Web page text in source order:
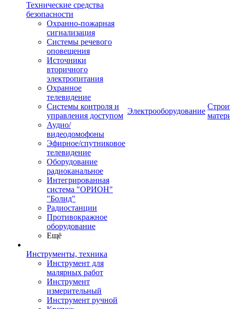
Технические средства
безопасности
Охранно-пожарная
сигнализация
Системы речевого
оповещения
Источники
вторичного
электропитания
Охранное
телевидение
Системы контроля и
управления доступом
Аудио/
видеодомофоны
Эфирное/спутниковое
телевидение
Оборудование
радиоканальное
Интегрированная
система "ОРИОН"
"Болид"
Радиостанции
Противокражное
оборудование
Ещё
Инструменты, техника
Инструмент для
малярных работ
Инструмент
измерительный
Инструмент ручной
Электрооборудование